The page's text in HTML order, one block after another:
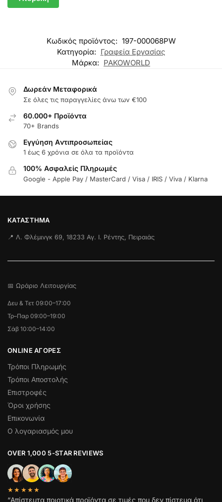
Κωδικός προϊόντος: 197-000068PW
Κατηγορία: Γραφεία Εργασίας
Μάρκα: PAKOWORLD
Δωρεάν Μεταφορικά
Σε όλες τις παραγγελίες άνω των €100
60.000+ Προϊόντα
70+ Brands
Εγγύηση Aντιπροσωπείας
1 έως 6 χρόνια σε όλα τα προϊόντα
100% Ασφαλείς Πληρωμές
Google - Apple Pay / MasterCard / Visa / IRIS / Viva / Klarna
ΚΑΤΆΣΤΗΜΑ
📍 Λ. Φλέμινγκ 69, 18233 Αγ. Ι. Ρέντης, Πειραιάς
📅 Ωράριο Λειτουργίας
Δευ & Τετ 09:00–17:00
Τρ–Παρ 09:00–19:00
Σάβ 10:00–14:00
ONLINE ΑΓΟΡΕΣ
Τρόποι Πληρωμής
Τρόποι Αποστολής
Επιστροφές
Όροι χρήσης
Επικονωνία
Ο λογαριασμός μου
OVER 1,000 5-STAR REVIEWS
★★★★★
“Απίστευτα ποιοτικά προϊόντα σε τιμές που δεν πίστευα ότι